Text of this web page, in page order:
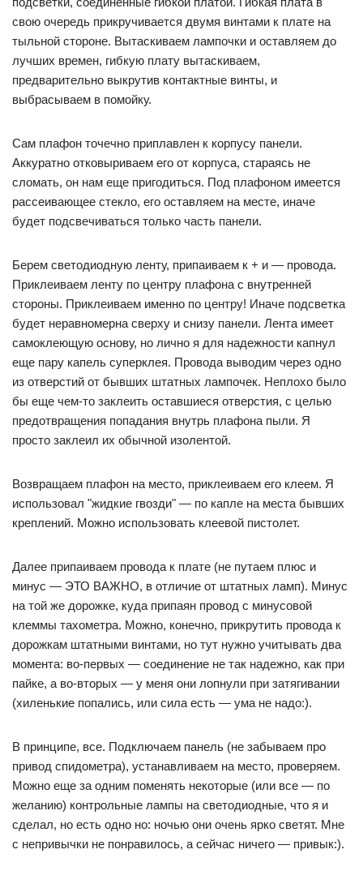
свою очередь прикручивается двумя винтами к плате на
тыльной стороне. Вытаскиваем лампочки и оставляем до
лучших времен, гибкую плату вытаскиваем,
предварительно выкрутив контактные винты, и
выбрасываем в помойку.
Сам плафон точечно приплавлен к корпусу панели.
Аккуратно отковыриваем его от корпуса, стараясь не
сломать, он нам еще пригодиться. Под плафоном имеется
рассеивающее стекло, его оставляем на месте, иначе
будет подсвечиваться только часть панели.
Берем светодиодную ленту, припаиваем к + и — провода.
Приклеиваем ленту по центру плафона с внутренней
стороны. Приклеиваем именно по центру! Иначе подсветка
будет неравномерна сверху и снизу панели. Лента имеет
самоклеющую основу, но лично я для надежности капнул
еще пару капель суперклея. Провода выводим через одно
из отверстий от бывших штатных лампочек. Неплохо было
бы еще чем-то заклеить оставшиеся отверстия, с целью
предотвращения попадания внутрь плафона пыли. Я
просто заклеил их обычной изолентой.
Возвращаем плафон на место, приклеиваем его клеем. Я
использовал "жидкие гвозди" — по капле на места бывших
креплений. Можно использовать клеевой пистолет.
Далее припаиваем провода к плате (не путаем плюс и
минус — ЭТО ВАЖНО, в отличие от штатных ламп). Минус
на той же дорожке, куда припаян провод с минусовой
клеммы тахометра. Можно, конечно, прикрутить провода к
дорожкам штатными винтами, но тут нужно учитывать два
момента: во-первых — соединение не так надежно, как при
пайке, а во-вторых — у меня они лопнули при затягивании
(хиленькие попались, или сила есть — ума не надо:).
В принципе, все. Подключаем панель (не забываем про
привод спидометра), устанавливаем на место, проверяем.
Можно еще за одним поменять некоторые (или все — по
желанию) контрольные лампы на светодиодные, что я и
сделал, но есть одно но: ночью они очень ярко светят. Мне
с непривычки не понравилось, а сейчас ничего — привык:).